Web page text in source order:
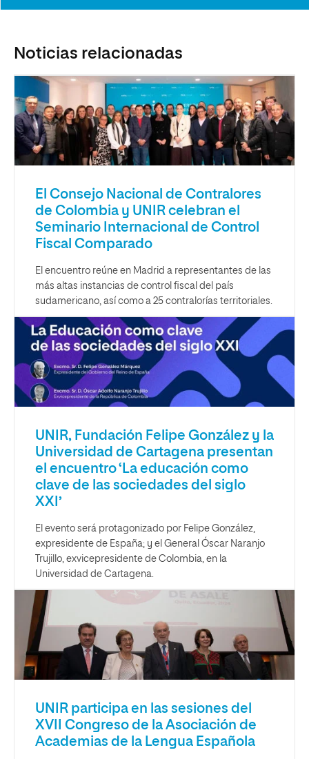
Noticias relacionadas
El Consejo Nacional de Contralores
de Colombia y UNIR celebran el
Seminario Internacional de Control
Fiscal Comparado
El encuentro reúne en Madrid a representantes de las
más altas instancias de control fiscal del país
sudamericano, así como a 25 contralorías territoriales.
UNIR, Fundación Felipe González y la
Universidad de Cartagena presentan
el encuentro ‘La educación como
clave de las sociedades del siglo
XXI’
El evento será protagonizado por Felipe González,
expresidente de España; y el General Óscar Naranjo
Trujillo, exvicepresidente de Colombia, en la
Universidad de Cartagena.
UNIR participa en las sesiones del
XVII Congreso de la Asociación de
Academias de la Lengua Española